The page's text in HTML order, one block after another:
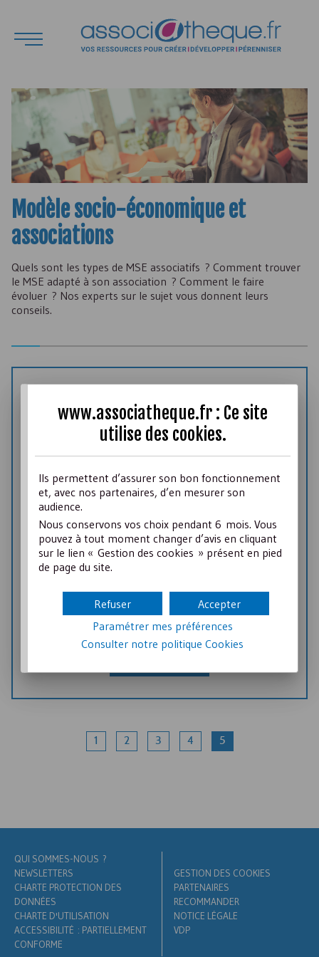
Modèle socio-économique et
associations
Quels sont les types de MSE associatifs ? Comment trouver
le MSE adapté à son association ? Comment le faire
évoluer ? Nos experts sur le sujet vous donnent leurs
conseils.
La coopération inter-associative au niveau
Dominique Thierry – France Bénévolat – Partenaire
Associathèque
Une étude-action menée en 2015 par France
Bénévolat et le Réseau National des Maisons des
Associations démontre qu’une dynamique de
coopération inter-associative est incontestablement
à l’œuvre au niveau territorial, soit en raison de
soit en raison d’externalités positives (appel à projets
via des structures types Fondation d’entreprises,
Conseils Régionaux, CARSAT, ...) qui incitent – sur
critères - sans imposer.
1 2 3 4 5
QUI SOMMES-NOUS ?
NEWSLETTERS
CHARTE PROTECTION DES
DONNÉES
CHARTE D'UTILISATION
ACCESSIBILITÉ : PARTIELLEMENT
CONFORME
GESTION DES COOKIES
PARTENAIRES
RECOMMANDER
NOTICE LÉGALE
VDP
www.associatheque.fr : Ce site
utilise des cookies.
Ils permettent d’assurer son bon fonctionnement
et, avec nos partenaires, d’en mesurer son
audience.
Nous conservons vos choix pendant 6 mois. Vous
pouvez à tout moment changer d’avis en cliquant
sur le lien « Gestion des cookies » présent en pied
de page du site.
Accepter
Refuser
Paramétrer mes préférences
Consulter notre politiqueCookies